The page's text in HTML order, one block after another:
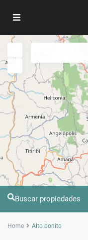
Buscar propiedades
Home Alto bonito